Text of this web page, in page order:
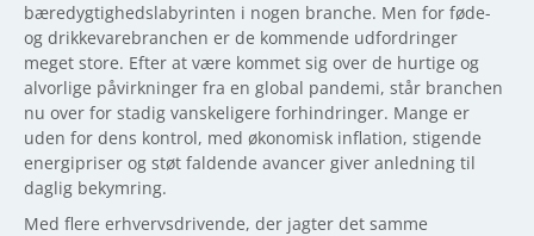
bæredygtighedslabyrinten i nogen branche. Men for føde-
og drikkevarebranchen er de kommende udfordringer
meget store. Efter at være kommet sig over de hurtige og
alvorlige påvirkninger fra en global pandemi, står branchen
nu over for stadig vanskeligere forhindringer. Mange er
uden for dens kontrol, med økonomisk inflation, stigende
energipriser og støt faldende avancer giver anledning til
daglig bekymring.
Med flere erhvervsdrivende, der jagter det samme